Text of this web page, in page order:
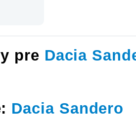
pre Dacia
Dacia Sandero